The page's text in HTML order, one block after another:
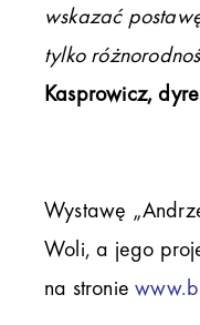
wskazać
tylko
Kasprowicz,
Wystawę
Woli, a jego
na stronie